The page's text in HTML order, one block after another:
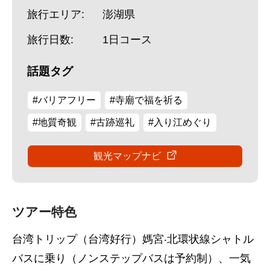
旅行エリア: 澎湖県
旅行日数: 1日コース
話題タグ
#バリアフリー #寺廟で福を祈る
#地質奇観 #古跡巡礼 #入り江めぐり
観光マップナビ
ツアー特色
台湾トリップ（台湾好行）媽宮‧北環状線シャトル
バスに乗り（ノンステップバスは予約制）、一気